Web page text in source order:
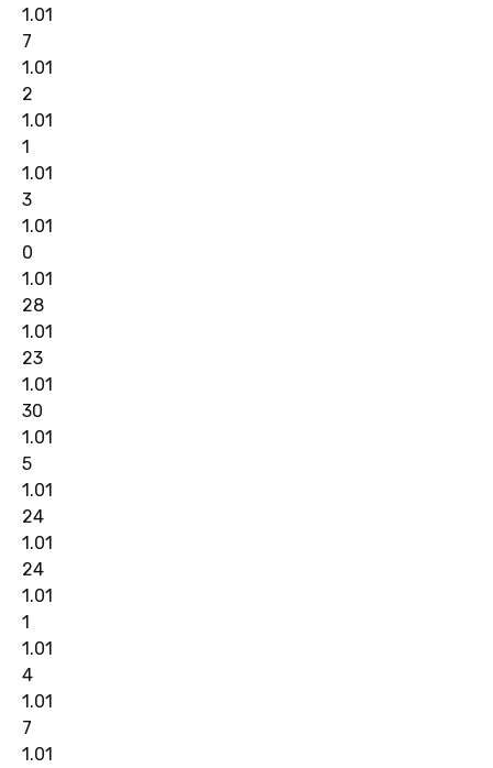
1.01
7
1.01
2
1.01
1
1.01
3
1.01
0
1.01
28
1.01
23
1.01
30
1.01
5
1.01
24
1.01
24
1.01
1
1.01
4
1.01
7
1.01